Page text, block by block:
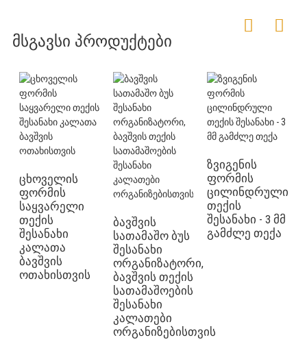
მსგავსი პროდუქტები
ცხოველის
ფორმის
საყვარელი
თექის
შესანახი
კალათა
ბავშვის
ოთახისთვის
ბავშვის
სათამაშო ბუს
შესანახი
ორგანიზატორი,
ბავშვის თექის
სათამაშოების
შესანახი
კალათები
ორგანიზებისთვის
ზვიგენის
ფორმის
ცილინდრული
თექის
შესანახი - 3 მმ
გამძლე თექა